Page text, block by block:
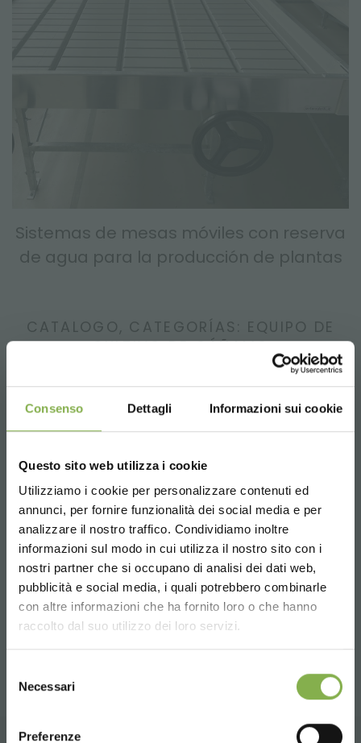
Consenso Dettagli Informazioni sui cookie
Questo sito web utilizza i cookie
Utilizziamo i cookie per personalizzare contenuti ed
annunci, per fornire funzionalità dei social media e per
analizzare il nostro traffico. Condividiamo inoltre
informazioni sul modo in cui utilizza il nostro sito con i
nostri partner che si occupano di analisi dei dati web,
pubblicità e social media, i quali potrebbero combinarle
con altre informazioni che ha fornito loro o che hanno
raccolto dal suo utilizzo dei loro servizi.
delNecessari
Preferenze
Sistemas de mesas móviles con reserva
de agua para la producción de plantas
CATALOGO, CATEGORÍAS: EQUIPO DE
CULTIVO DE CÁÑAMO
Equipos para la producción de plantas y
flores
Choose the country you are in and your
language for a better browsing experience
¡ENTRA EN NUESTRO
MUNDO!
Un pequeño detalle para ti...
5 % de descuentoen tu primer pedido *
2 % de descuento siempreen todas tus
compras futuras *
15.000 €
(selecciona la opción Newsletter durante el